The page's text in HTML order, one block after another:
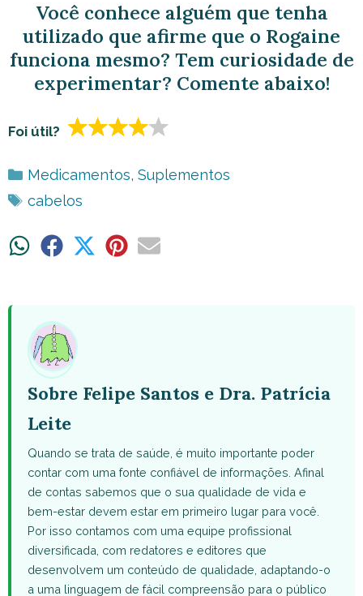
Você conhece alguém que tenha
utilizado que afirme que o Rogaine
funciona mesmo? Tem curiosidade de
experimentar? Comente abaixo!
Foi útil?
Categorias
Medicamentos, Suplementos
Tags
cabelos
ShareShare ShareShareShare
Sobre Felipe Santos e Dra. Patrícia
Leite
Quando se trata de saúde, é muito importante poder
contar com uma fonte confiável de informações. Afinal
de contas sabemos que o sua qualidade de vida e
bem-estar devem estar em primeiro lugar para você.
Por isso contamos com uma equipe profissional
diversificada, com redatores e editores que
desenvolvem um conteúdo de qualidade, adaptando-o
a uma linguagem de fácil compreensão para o público